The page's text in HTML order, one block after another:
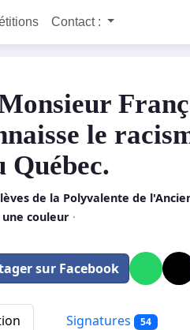
Contact :
le
Québec.
de la Polyvalente de
couleur ·
sur Facebook
Signatures 54